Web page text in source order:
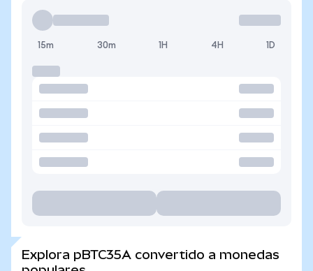
15m 30m 1H 4H 1D
Explora pBTC35A convertido a monedas